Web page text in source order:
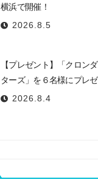
横浜で開催！
2026.8.5
【プレゼント】「クロン
ターズ」を６名様にプレゼ
2026.8.4